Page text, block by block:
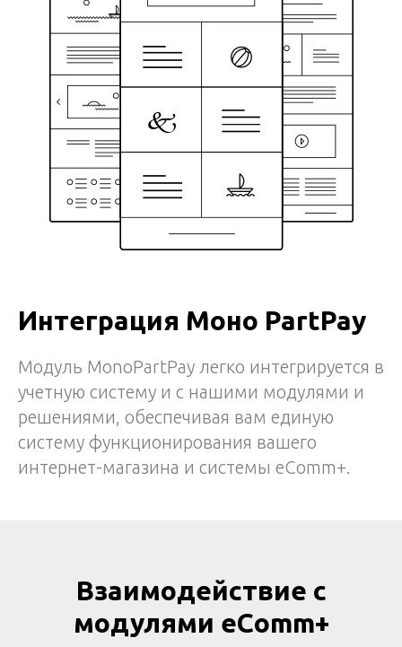
Интеграция Моно PartPay
Модуль MonoPartPay легко интегрируется в
учетную систему и с нашими модулями и
решениями, обеспечивая вам единую
систему функционирования вашего
интернет-магазина и системы eComm+.
Взаимодействие с
модулями eComm+